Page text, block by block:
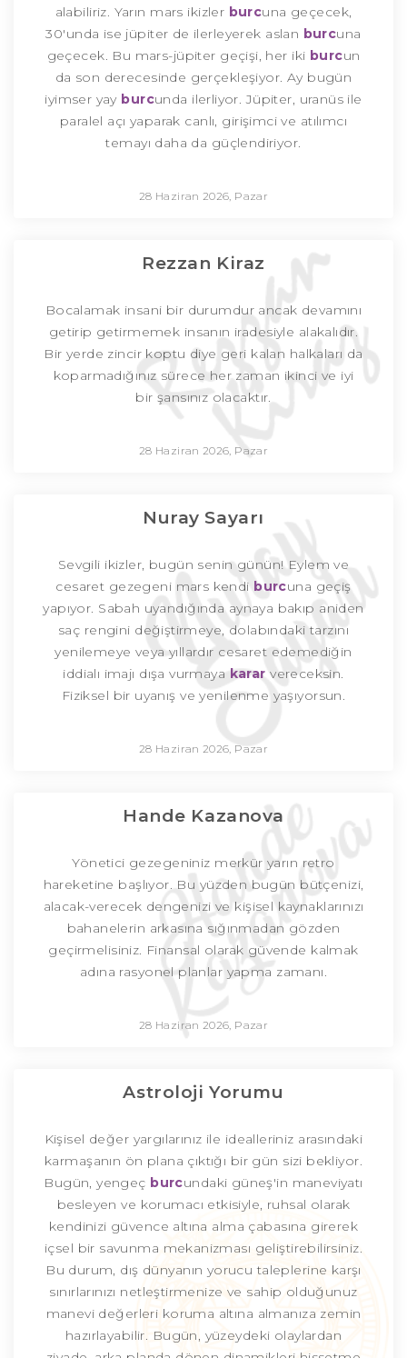
alabiliriz. Yarın mars ikizler burcuna geçecek,
30'unda ise jüpiter de ilerleyerek aslan burcuna
geçecek. Bu mars-jüpiter geçişi, her iki burcun
da son derecesinde gerçekleşiyor. Ay bugün
iyimser yay burcunda ilerliyor. Jüpiter, uranüs ile
paralel açı yaparak canlı, girişimci ve atılımcı
temayı daha da güçlendiriyor.
28 Haziran 2026, Pazar
Rezzan Kiraz
Bocalamak insani bir durumdur ancak devamını
getirip getirmemek insanın iradesiyle alakalıdır.
Bir yerde zincir koptu diye geri kalan halkaları da
koparmadığınız sürece her zaman ikinci ve iyi
bir şansınız olacaktır.
28 Haziran 2026, Pazar
Nuray Sayarı
Sevgili ikizler, bugün senin günün! Eylem ve
cesaret gezegeni mars kendi burcuna geçiş
yapıyor. Sabah uyandığında aynaya bakıp aniden
saç rengini değiştirmeye, dolabındaki tarzını
yenilemeye veya yıllardır cesaret edemediğin
iddialı imajı dışa vurmaya karar vereceksin.
Fiziksel bir uyanış ve yenilenme yaşıyorsun.
28 Haziran 2026, Pazar
Hande Kazanova
Yönetici gezegeniniz merkür yarın retro
hareketine başlıyor. Bu yüzden bugün bütçenizi,
alacak-verecek dengenizi ve kişisel kaynaklarınızı
bahanelerin arkasına sığınmadan gözden
geçirmelisiniz. Finansal olarak güvende kalmak
adına rasyonel planlar yapma zamanı.
28 Haziran 2026, Pazar
Astroloji Yorumu
Kişisel değer yargılarınız ile idealleriniz arasındaki
karmaşanın ön plana çıktığı bir gün sizi bekliyor.
Bugün, yengeç burcundaki güneş'in maneviyatı
besleyen ve korumacı etkisiyle, ruhsal olarak
kendinizi güvence altına alma çabasına girerek
içsel bir savunma mekanizması geliştirebilirsiniz.
Bu durum, dış dünyanın yorucu taleplerine karşı
sınırlarınızı netleştirmenize ve sahip olduğunuz
manevi değerleri koruma altına almanıza zemin
hazırlayabilir. Bugün, yüzeydeki olaylardan